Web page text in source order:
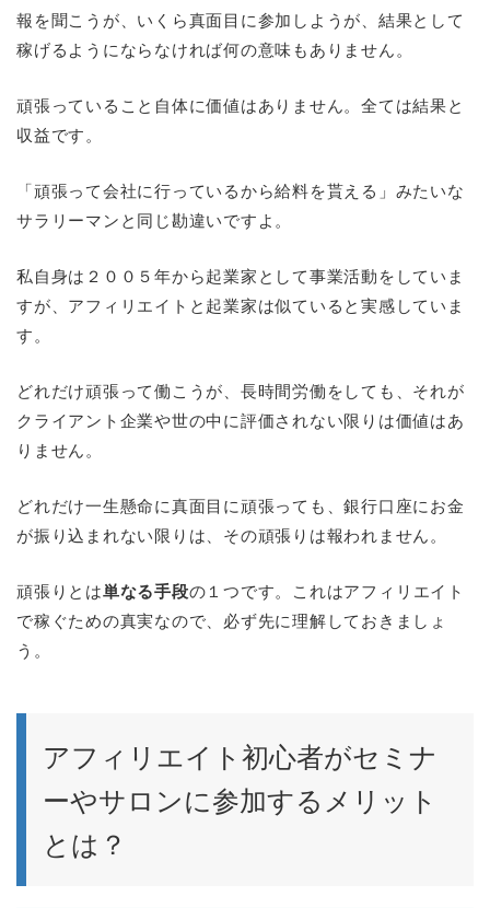
報を聞こうが、いくら真面目に参加しようが、結果として
稼げるようにならなければ何の意味もありません。
頑張っていること自体に価値はありません。全ては結果と
収益です。
「頑張って会社に行っているから給料を貰える」みたいな
サラリーマンと同じ勘違いですよ。
私自身は２００５年から起業家として事業活動をしていま
すが、アフィリエイトと起業家は似ていると実感していま
す。
どれだけ頑張って働こうが、長時間労働をしても、それが
クライアント企業や世の中に評価されない限りは価値はあ
りません。
どれだけ一生懸命に真面目に頑張っても、銀行口座にお金
が振り込まれない限りは、その頑張りは報われません。
頑張りとは単なる手段の１つです。これはアフィリエイト
で稼ぐための真実なので、必ず先に理解しておきましょ
う。
アフィリエイト初心者がセミナ
ーやサロンに参加するメリット
とは？